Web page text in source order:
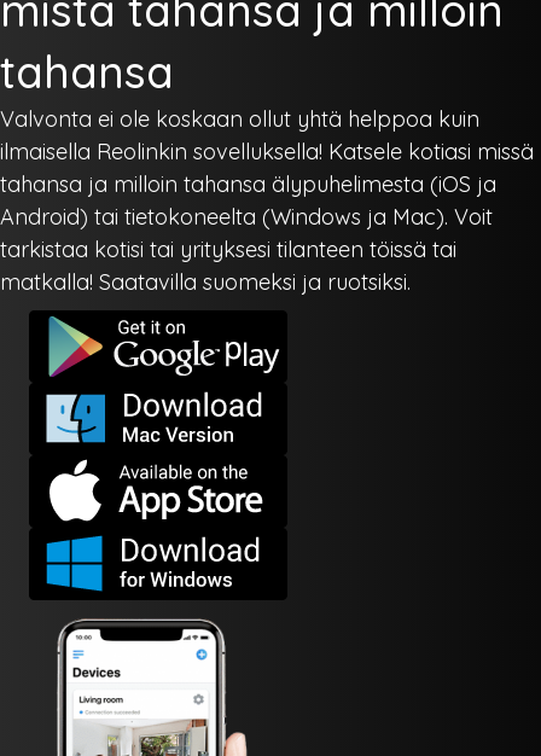
tahansa
Valvonta ei ole koskaan ollut yhtä helppoa kuin
ilmaisella Reolinkin sovelluksella! Katsele kotiasi missä
tahansa ja milloin tahansa älypuhelimesta (iOS ja
Android) tai tietokoneelta (Windows ja Mac). Voit
tarkistaa kotisi tai yrityksesi tilanteen töissä tai
matkalla! Saatavilla suomeksi ja ruotsiksi.